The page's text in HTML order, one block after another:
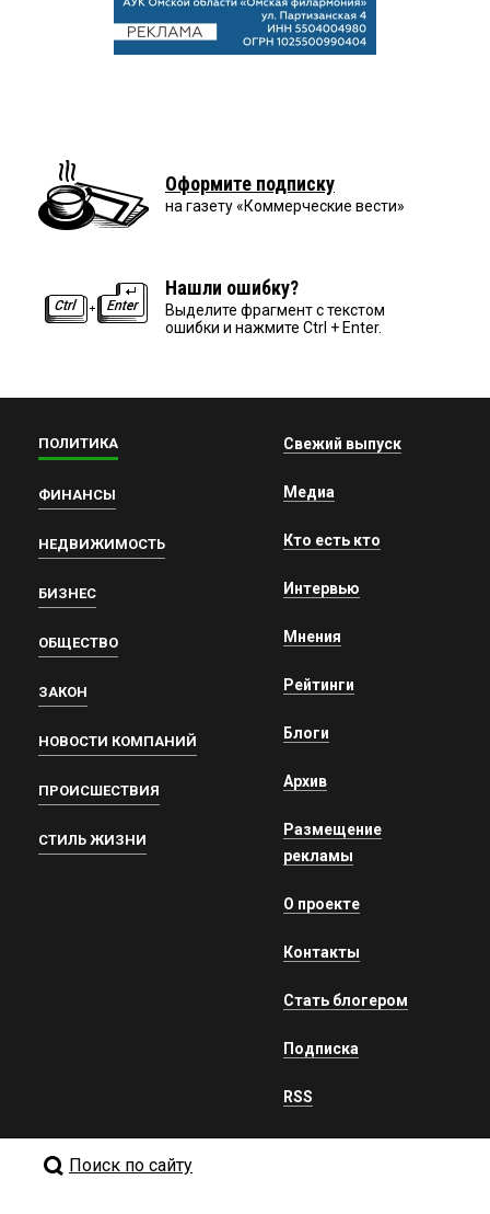
Оформите подписку
на газету «Коммерческие вести»
Нашли ошибку?
Выделите фрагмент с текстом
ошибки и нажмите Ctrl + Enter.
ПОЛИТИКА
ФИНАНСЫ
НЕДВИЖИМОСТЬ
БИЗНЕС
ОБЩЕСТВО
ЗАКОН
НОВОСТИ КОМПАНИЙ
ПРОИСШЕСТВИЯ
СТИЛЬ ЖИЗНИ
Свежий выпуск
Медиа
Кто есть кто
Интервью
Мнения
Рейтинги
Блоги
Архив
Размещение
рекламы
О проекте
Контакты
Стать блогером
Подписка
RSS
Поиск по сайту